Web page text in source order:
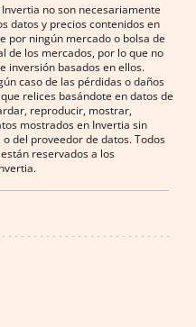
no son necesariamente
datos y precios contenidos en
por ningún mercado o bolsa de
de los mercados, por lo que no
inversión basados en ellos.
caso de las pérdidas o daños
relices basándote en datos de
reproducir, mostrar,
mostrados en Invertia sin
del proveedor de datos. Todos
reservados a los